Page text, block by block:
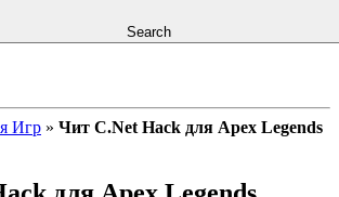
Search
Игр » Чит C.Net Hack для Apex Legends